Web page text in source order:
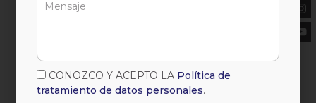
CONOZCO Y ACEPTO LA Política de
tratamiento de datos personales.